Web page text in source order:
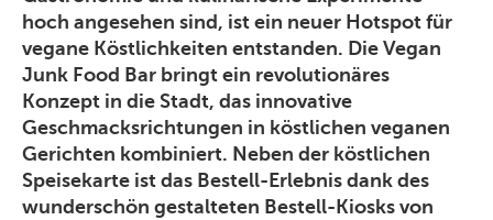
hoch angesehen sind, ist ein neuer Hotspot für
vegane Köstlichkeiten entstanden. Die Vegan
Junk Food Bar bringt ein revolutionäres
Konzept in die Stadt, das innovative
Geschmacksrichtungen in köstlichen veganen
Gerichten kombiniert. Neben der köstlichen
Speisekarte ist das Bestell-Erlebnis dank des
wunderschön gestalteten Bestell-Kiosks von